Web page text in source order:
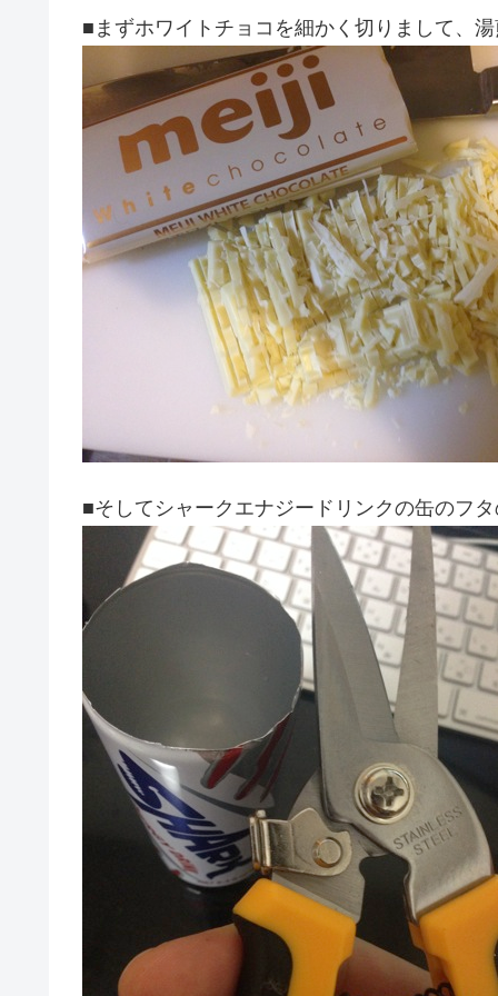
■まずホワイトチョコを細かく切りまして、
■そしてシャークエナジードリンクの缶のフ